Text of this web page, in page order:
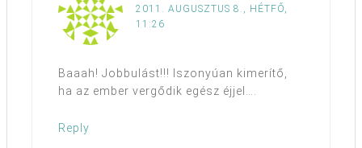
2011. AUGUSZTUS 8., HÉTFŐ,
11:26
Baaah! Jobbulást!!! Iszonyúan kimerítő,
ha az ember vergődik egész éjjel….
Reply